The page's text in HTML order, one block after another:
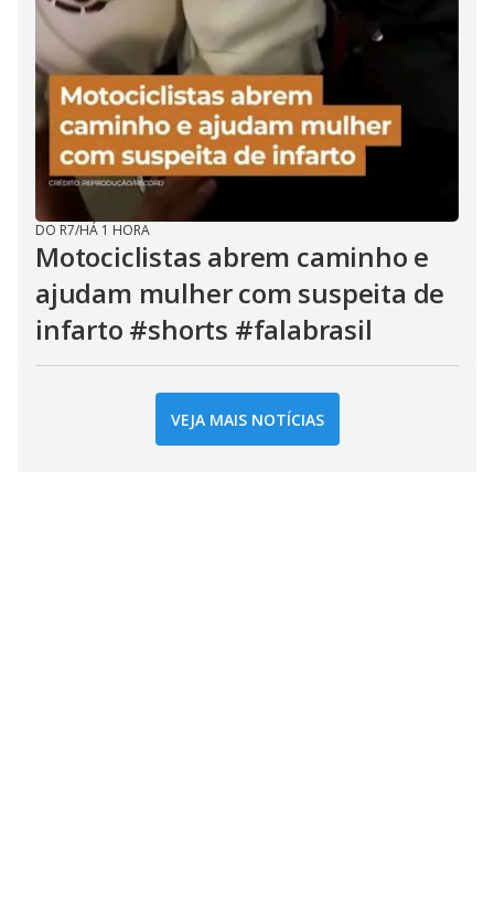
DO R7/HÁ 1 HORA
Motociclistas abrem caminho e
ajudam mulher com suspeita de
infarto #shorts #falabrasil
VEJA MAIS NOTÍCIAS